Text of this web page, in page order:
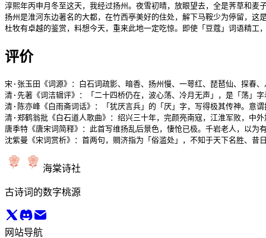
淳熙年丙申月冬至这天，我经过扬州。夜雪初晴，放眼望去，全是荠草和
扬州是淮河东边著名的大都，在竹西亭美好的住处，解下马鞍少为停留，
杜牧有卓越的鉴赏，料想今天，重来此地一定吃惊。即使「豆蔻」词语精
评价
宋·张玉田《词源》：白石词疏影、暗香、扬州慢、一萼红、琵琶仙、探春
清·先著《词洁辑评》：「二十四桥仍在，波心荡、冷月无声」，是「荡」
清·陈亦峰《白雨斋词话》：「犹厌言兵」的「厌」字，写得极其传神。意
清·郑鹤翁批《白石道人歌曲》：绍兴三十年，完颜亮南寇，江淮军败，中
唐季特《唐宋词简释》：此首写维扬乱后景色，悽怆已极。千岩老人，以
沈紫曼《宋词赏析》：首两句，赒济指为「俗滥处」，不知于天下名胜、
海棠诗社
古诗词的数字桃源
网站导航